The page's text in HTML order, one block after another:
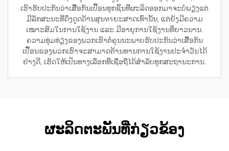
ເຮົາຮັບປະກັນວ່າເສື້ອກັນເປື້ອນທຸກຊິ້ນທີ່ຜະລິດອອກມາຈະບໍ່ພຽງແຕ່
ມີລັກສະນະທີ່ດຶງດູດດ້ານສຸນทรຍະສາດເທົ່ານັ້ນ, ແຕ່ຍັງມີຄວາມ
ເໝາະສົມໃນການໃຊ້ງານ ແລະ ມີອາຍຸການໃຊ້ງານທີ່ຍາວນານ.
ຄວາມທຸ່ມທ່ຽງຂອງພວກເຮົາຕໍ່ຄຸນນະພາບຮັບປະກັນວ່າເສື້ອກັນ
ເປື້ອນຂອງພວກເຮົາຈະສາມາດຕ້ານທານການໃຊ້ງານປະຈຳວັນໄດ້
ຢ່າງດີ, ເຮັດໃຫ້ເປັນທາງເລືອກທີ່ເຊື່ອຖືໄດ້ສຳລັບທຸກສະຖານະການ.
ຜະລິດຕະພັນທີ່ກ່ຽວຂ້ອງ